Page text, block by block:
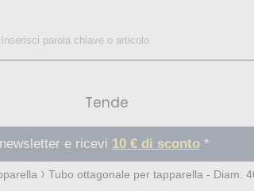
Tende
e ricevi 10 € di sconto *
Tubo ottagonale per tapparella - Diam.